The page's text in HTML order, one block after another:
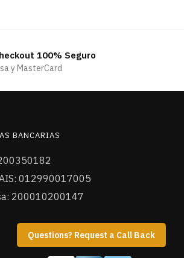
Questions? Request a Call Back
100% Seguro
y MasterCard
BANCARIAS
012990017005
200010200147